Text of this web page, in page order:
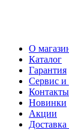
О
Каталог
Гарантия
Сервис и
Контакты
Новинки
Акции
Доставка